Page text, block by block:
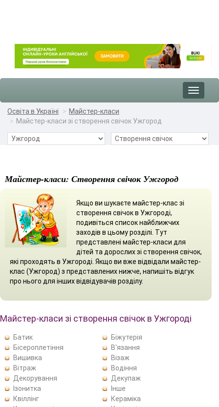
Toggle
Освіта в Україні
Майстер-класи
Майстер-класи зі створення свічок Ужгород
Майстер-класи: Створення свічок Ужгород
Якщо ви шукаєте майстер-клас зі
створення свічок в Ужгороді,
подивіться список найближчих
заходів в цьому розділі. Тут
представлені майстер-класи для
дітей та дорослих зі створення свічок,
які проходять в Ужгороді. Якщо ви вже відвідали майстер-
клас (Ужгород) з представлених нижче, напишіть відгук
про нього для інших відвідувачів розділу.
Майстер-класи зі створення свічок в Ужгороді
Батик
Біжутерія
Бісероплетіння
В'язання
Вишивка
Візаж
Вітраж
Водіння
Декорування
Декупаж
Ізонитка
Інше
Квіллінг
Кераміка